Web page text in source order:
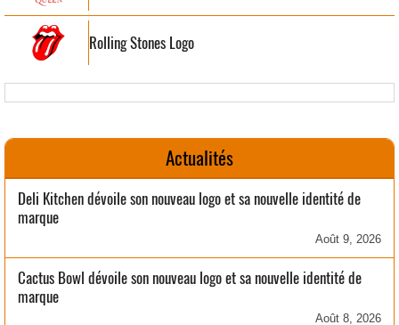
Rolling Stones Logo
Actualités
Deli Kitchen dévoile son nouveau logo et sa nouvelle identité de
marque
Août 9, 2026
Cactus Bowl dévoile son nouveau logo et sa nouvelle identité de
marque
Août 8, 2026